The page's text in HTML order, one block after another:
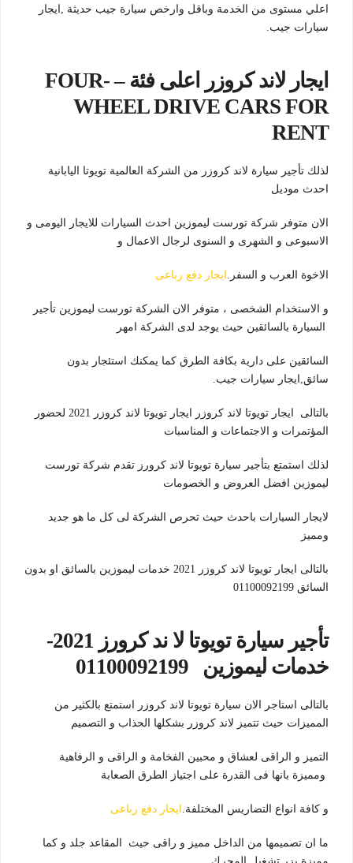
اعلي مستوى من الخدمة وباقل وارخص سيارة جيب حديثة ,ايجار
سيارات جيب.
ايجار لاند كروزر اعلى فئة – FOUR-
WHEEL DRIVE CARS FOR
RENT
لذلك تأجير سيارة لاند كروزر من الشركة العالمية تويوتا اليابانية
احدث موديل
الان متوفر شركة تورست ليموزين احدث السيارات للايجار اليومى و
الاسبوعى و الشهرى و السنوى لرجال الاعمال و
الاخوة العرب و السفر. ايجار دفع رباعى
و الاستخدام الشخصى ، متوفر الان الشركة تورست ليموزين تأجير
السيارة بالسائقين حيث يوجد لدى الشركة امهر
السائقين على دارية بكافة الطرق كما يمكنك استئجار بدون
سائق,ايجار سيارات جيب.
بالتالى ايجار تويوتا لاند كروزر ايجار تويوتا لاند كروزر 2021 لحضور
المؤتمرات و الاجتماعات و المناسبات
لذلك استمتع بتأجير سيارة تويوتا لاند كرورز تقدم شركة تورست
ليموزين افضل العروض و الخصومات
لايجار السيارات باحدث حيث تحرص الشركة لى كل ما هو جديد
ومميز
بالتالى ايجار تويوتا لاند كروزر 2021 خدمات ليموزين بالسائق او بدون
السائق 01100092199
تأجير سيارة تويوتا لا ند كرورز 2021-
خدمات ليموزين 01100092199
بالتالى استاجر الان سيارة تويوتا لاند كروزر استمتع بالكثير من
المميزات حيث تتميز لاند كروزر بشكلها الحذاب و التصميم
التميز و الراقى لعشاق و محبين الفخامة و الراقى و الرفاهية
ومميزة بانها فى القدرة على اجتياز الطرق الصعابة
و كافة انواع التضاريس المختلفة. ايجار دفع رباعى
ما ان تصميمها من الداخل مميز و راقى حيث المقاعد جلد و كما